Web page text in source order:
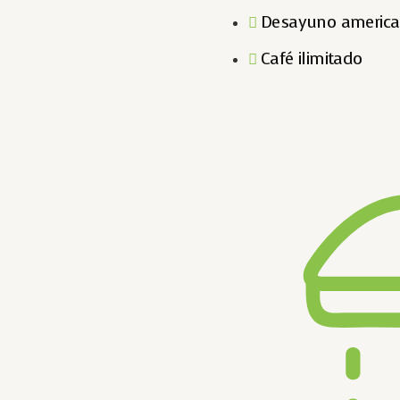
Desayuno
Café ilimitado